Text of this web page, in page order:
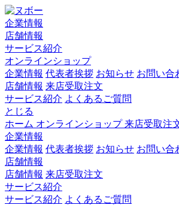
企業情報
店舗情報
サービス紹介
オンラインショップ
企業情報 代表者挨拶 お知らせ お問い合
店舗情報 来店受取注文
サービス紹介 よくあるご質問
とじる
ホーム オンラインショップ来店受取注
企業情報
企業情報 代表者挨拶 お知らせ お問い合
店舗情報
店舗情報 来店受取注文
サービス紹介
サービス紹介 よくあるご質問